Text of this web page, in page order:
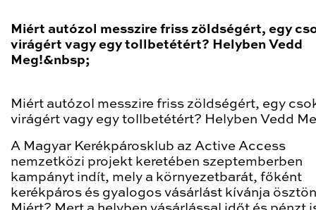
Miért autózol messzire friss zöldségért, egy
virágért vagy egy tollbetétért? Helyben Vedd
Meg!&nbsp;
Miért autózol messzire friss zöldségért, egy
virágért vagy egy tollbetétért? Helyben Vedd
A Magyar Kerékpárosklub az Active Access
nemzetközi projekt keretében szeptemberben
kampányt indít, mely a környezetbarát, főként
kerékpáros és gyalogos vásárlást kívánja